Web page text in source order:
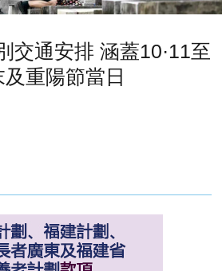
交通安排 涵蓋10·11至
重陽節當日